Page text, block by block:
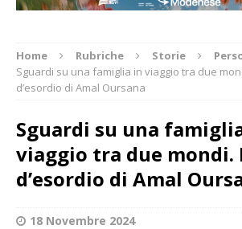
Home Rubriche Storie
Sguardi su una famiglia in viaggio tra due
d’esordio di Amal Oursana
Sguardi su una
viaggio tra due mondi.
d’esordio di Amal
18 Novembre 2024